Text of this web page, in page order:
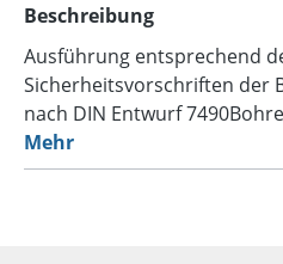
Beschreibung
Ausführung entsprechend
Sicherheitsvorschriften der
nach DIN Entwurf
Mehr